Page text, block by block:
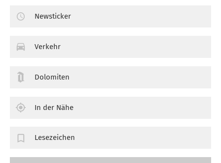
Newsticker
Verkehr
Dolomiten
In der Nähe
Lesezeichen